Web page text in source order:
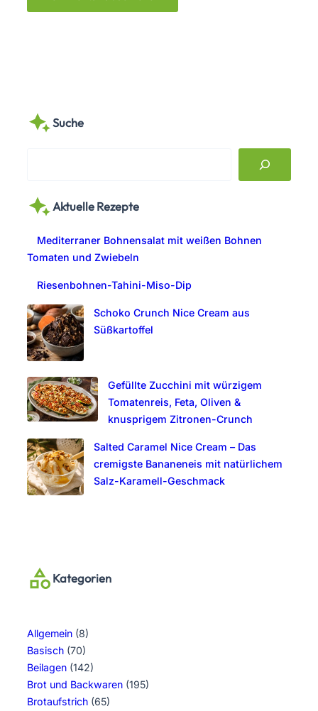
Suche
r
Aktuelle Rezepte
Mediterraner Bohnensalat mit weißen Bohnen
Tomaten und Zwiebeln
Riesenbohnen-Tahini-Miso-Dip
Schoko Crunch Nice Cream aus
Süßkartoffel
Gefüllte Zucchini mit würzigem
Tomatenreis, Feta, Oliven &
knusprigem Zitronen-Crunch
Salted Caramel Nice Cream – Das
cremigste Bananeneis mit natürlichem
Salz-Karamell-Geschmack
Kategorien
Allgemein (8)
Basisch (70)
Beilagen (142)
Brot und Backwaren (195)
Brotaufstrich (65)